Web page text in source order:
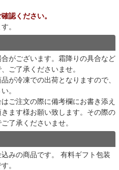
認ください。
。
がございます。霜降りの具合など
ご了承くださいませ。
が冷凍での出荷となりますので、
。
ご注文の際に備考欄にお書き添え
ます様お願い致します。その際の
了承くださいませ。
みの商品です。 有料ギフト包装
。